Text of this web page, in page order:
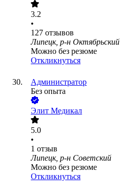
3.2
•
127 отзывов
Липецк, р-н Октябрьский
Можно без резюме
Откликнуться
Администратор
Без опыта
Элит Медикал
5.0
•
1 отзыв
Липецк, р-н Советский
Можно без резюме
Откликнуться